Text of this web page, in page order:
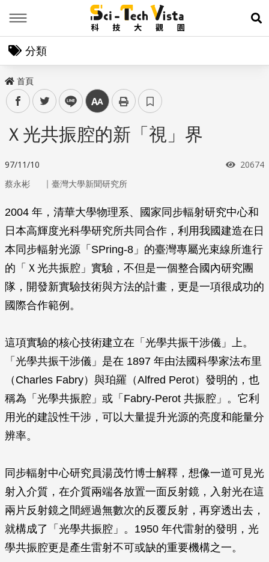
展
分類
首頁
facebooktwitter line 中
Ｘ光共振腔的新「視」界
97/11/10 瀏覽次
20674
蔡永彬 ｜ 臺灣大學新聞研究所
2004 年，清華大學物理系、國家同步輻射研究中心和
日本高輝度光科學研究所共同合作，利用我國建造在日
本同步輻射光源「SPring-8」的臺灣專屬光束線所進行
的「Ｘ光共振腔」實驗，不但是一個整合國內研究團
隊，開發新實驗技術與方法的計畫，更是一項很成功的
國際合作範例。
這項實驗的核心技術建立在「光學共振干涉儀」上。
「光學共振干涉儀」是在 1897 年由法國科學家法布里
（Charles Fabry）與珀羅（Alfred Perot）發明的，也
稱為「光學共振腔」或「Fabry-Perot 共振腔」。它利
用光的建設性干涉，可以大量提升光源的亮度和能量分
辨率。
同步輻射中心研究員湯茂竹博士解釋，想像一道可見光
射入介質，在介質兩端各放置一面反射鏡，入射光在這
兩片反射鏡之間經過無數次的反覆反射，再穿透出去，
就構成了「光學共振腔」。1950 年代雷射的發明，光
學共振腔更是產生雷射不可或缺的重要機構之一。